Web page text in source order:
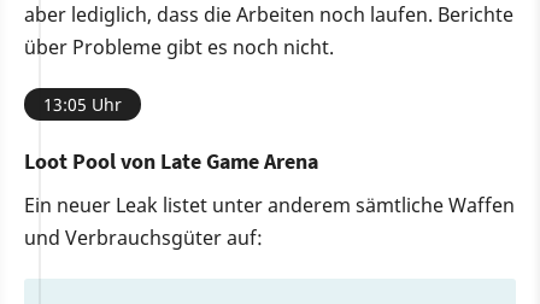
aber lediglich, dass die Arbeiten noch laufen. Berichte
über Probleme gibt es noch nicht.
13:05 Uhr
Loot Pool von Late Game Arena
Ein neuer Leak listet unter anderem sämtliche Waffen
und Verbrauchsgüter auf: